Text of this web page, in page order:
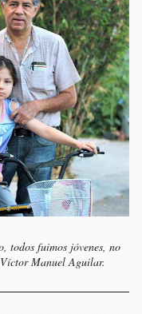
todos fuimos jóvenes, no
Manuel Aguilar.